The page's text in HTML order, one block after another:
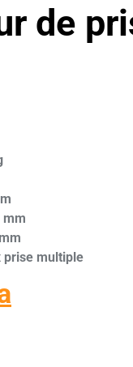
de
mm
prise multiple